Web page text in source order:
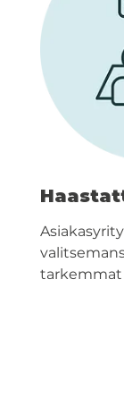
tarkemmat